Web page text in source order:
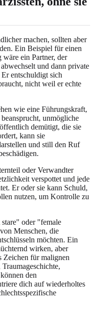
machen, sollten aber
Ein Beispiel für einen
ein Partner, der
und dann private
entschuldigt sich
nicht weil er echte
wie eine Führungskraft,
unmögliche
demütigt, die sie
kann sie
und still den Ruf
oder Verwandter
verspottet und jede
Er oder sie kann Schuld,
nutzen, um Kontrolle zu
oder "female
Menschen, die
möchten. Ein
wirken, aber
Zeichen für malignen
den
dich auf wiederholtes